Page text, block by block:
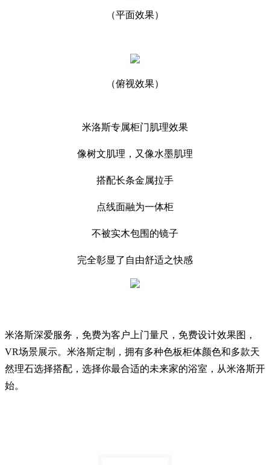
（平面效果）
（俯视效果）
米洛斯专属柜门肌理效果
像树文肌理，又像水墨肌理
搭配长条金属拉手
点线面融为一体柜
不被实木包围的镜子
完全彰显了自由舒适之快感
米洛斯深爱服务，免费为客户上门量尺，免费设计效果图，
VR场景展示。米洛斯定制，拥有多种色板柜体颜色和多款天
然理石选择搭配，选择你最合适的未来家的浴室，从米洛斯开
始。